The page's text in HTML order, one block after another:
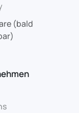
(bald